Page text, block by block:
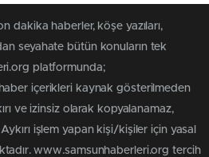
dakika haberler, köşe yazıları,
seyahate bütün konuların tek
platformunda;
içerikleri kaynak gösterilmeden
ve izinsiz olarak kopyalanamaz,
işlem yapan kişi/kişiler için yasal
www.samsunhaberleri.org tercih